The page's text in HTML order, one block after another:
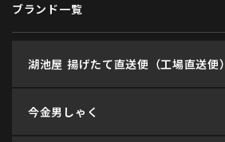
ブランド一覧
湖池屋 揚げたて直送便（工場直送便）
今金男しゃく